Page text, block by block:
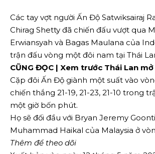
Các tay vợt người Ấn Độ Satwiksairaj
Chirag Shetty đã chiến đấu vượt qua
Erwiansyah và Bagas Maulana của
trận đấu vòng một đôi nam tại Thái
CŨNG ĐỌC | Xem trước Thái Lan
Cặp đôi Ấn Độ giành một suất vào
chiến thắng 21-19, 21-23, 21-10 trong
một giờ bốn phút.
Họ sẽ đối đầu với Bryan Jeremy
Muhammad Haikal của Malaysia ở
Thêm để theo dõi